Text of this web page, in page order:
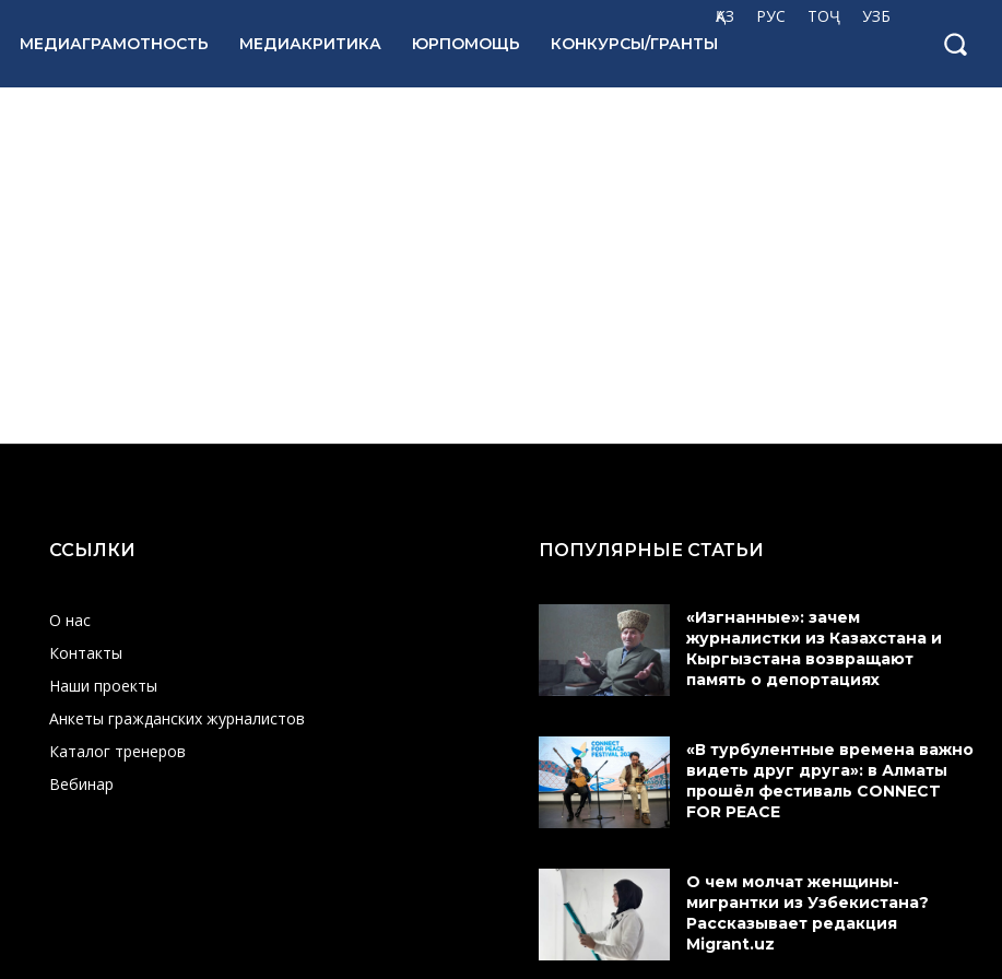
ҚАЗ РУС ТОҶ УЗБ
МЕДИАГРАМОТНОСТЬ МЕДИАКРИТИКА ЮРПОМОЩЬ КОНКУРСЫ/ГРАНТЫ
ССЫЛКИ
О нас
Контакты
Наши проекты
Анкеты гражданских журналистов
Каталог тренеров
Вебинар
ПОПУЛЯРНЫЕ СТАТЬИ
«Изгнанные»: зачем
журналистки из Казахстана и
Кыргызстана возвращают
память о депортациях
«В турбулентные времена важно
видеть друг друга»: в Алматы
прошёл фестиваль CONNECT
FOR PEACE
О чем молчат женщины-
мигрантки из Узбекистана?
Рассказывает редакция
Migrant.uz